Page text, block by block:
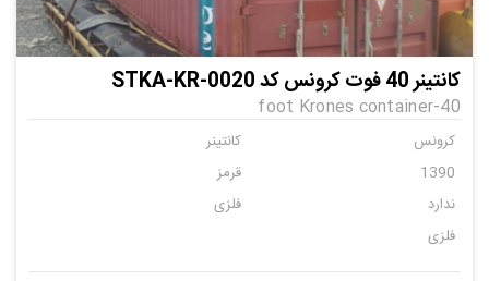
کانتینر 40 فوت کرونس کد STKA-KR-0020
40-foot Krones container
کرونس
کانتینر
1390
قرمز
ندارد
فلزی
فلزی